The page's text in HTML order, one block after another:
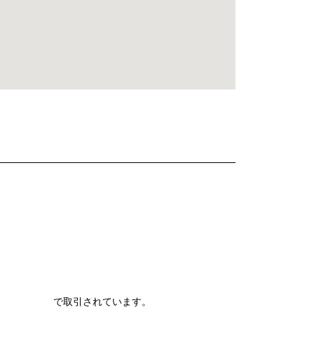
で取引されています。